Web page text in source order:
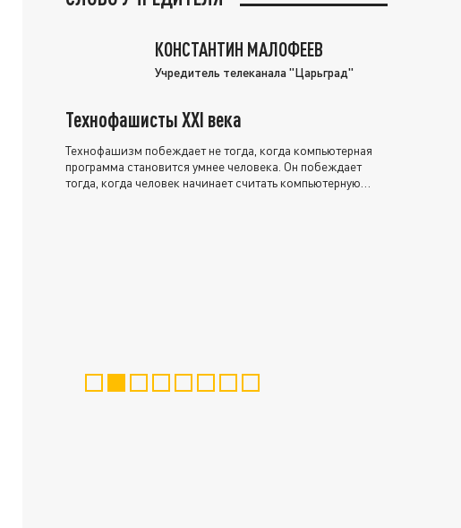
КОНСТАНТИН МАЛОФЕЕВ
Учредитель телеканала "Царьград"
Технофашисты XXI века
Технофашизм побеждает не тогда, когда компьютерная
программа становится умнее человека. Он побеждает
тогда, когда человек начинает считать компьютерную